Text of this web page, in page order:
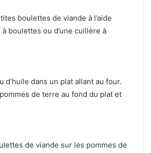
boulettes de viande à l’aide
à boulettes ou d’une cuillère à
d’huile dans un plat allant au four.
de terre au fond du plat et
de viande sur les pommes de